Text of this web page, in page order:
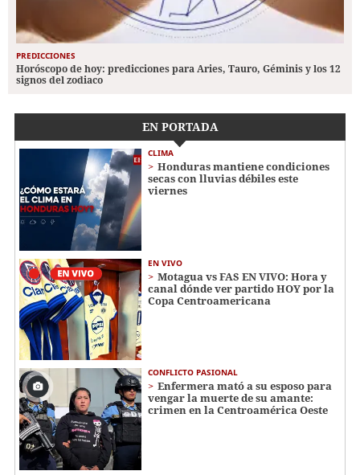
PREDICCIONES
Horóscopo de hoy: predicciones para Aries, Tauro, Géminis y los 12
signos del zodiaco
EN PORTADA
CLIMA
Honduras mantiene condiciones
secas con lluvias débiles este
viernes
EN VIVO
Motagua vs FAS EN VIVO: Hora y
canal dónde ver partido HOY por la
Copa Centroamericana
CONFLICTO PASIONAL
Enfermera mató a su esposo para
vengar la muerte de su amante:
crimen en la Centroamérica Oeste